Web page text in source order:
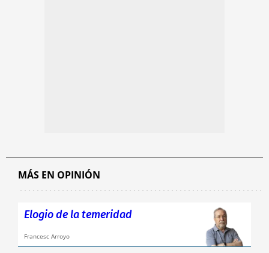
MÁS EN OPINIÓN
Elogio de la temeridad
Francesc Arroyo